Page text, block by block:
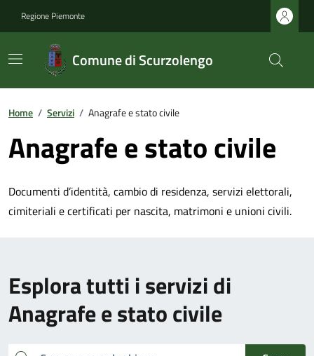
Regione Piemonte
Comune di Scurzolengo
Home / Servizi / Anagrafe e stato civile
Anagrafe e stato civile
Documenti d’identità, cambio di residenza, servizi elettorali,
cimiteriali e certificati per nascita, matrimoni e unioni civili.
Esplora tutti i servizi di
Anagrafe e stato civile